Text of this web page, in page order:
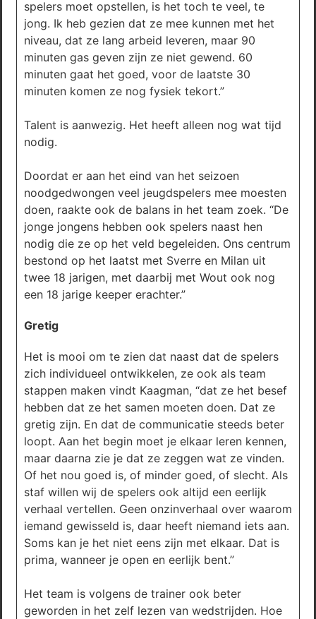
spelers moet opstellen, is het toch te veel, te
jong. Ik heb gezien dat ze mee kunnen met het
niveau, dat ze lang arbeid leveren, maar 90
minuten gas geven zijn ze niet gewend. 60
minuten gaat het goed, voor de laatste 30
minuten komen ze nog fysiek tekort.”
Talent is aanwezig. Het heeft alleen nog wat tijd
nodig.
Doordat er aan het eind van het seizoen
noodgedwongen veel jeugdspelers mee moesten
doen, raakte ook de balans in het team zoek. “De
jonge jongens hebben ook spelers naast hen
nodig die ze op het veld begeleiden. Ons centrum
bestond op het laatst met Sverre en Milan uit
twee 18 jarigen, met daarbij met Wout ook nog
een 18 jarige keeper erachter.”
Gretig
Het is mooi om te zien dat naast dat de spelers
zich individueel ontwikkelen, ze ook als team
stappen maken vindt Kaagman, “dat ze het besef
hebben dat ze het samen moeten doen. Dat ze
gretig zijn. En dat de communicatie steeds beter
loopt. Aan het begin moet je elkaar leren kennen,
maar daarna zie je dat ze zeggen wat ze vinden.
Of het nou goed is, of minder goed, of slecht. Als
staf willen wij de spelers ook altijd een eerlijk
verhaal vertellen. Geen onzinverhaal over waarom
iemand gewisseld is, daar heeft niemand iets aan.
Soms kan je het niet eens zijn met elkaar. Dat is
prima, wanneer je open en eerlijk bent.”
Het team is volgens de trainer ook beter
geworden in het zelf lezen van wedstrijden. Hoe